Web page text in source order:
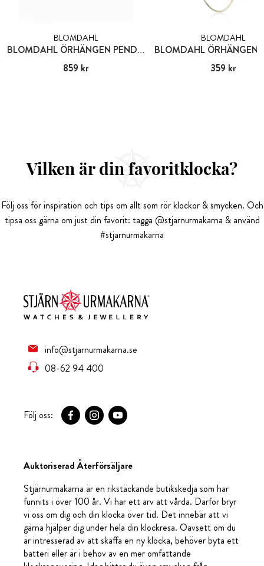
BLOMDAHL
BLOMDAHL ÖRHÄNGEN PENDANT GRAND BRILLIANCE CURVED 10 MM, CRYSTAL
Pris:859 kr
859 kr
BLOMDAHL
Pris:359 kr
359 kr
Vilken är din favoritklocka?
Följ oss för inspiration och tips om allt som rör klockor & smycken. Och
tipsa oss gärna om just din favorit: tagga @stjarnurmakarna & använd
#stjarnurmakarna
info@stjarnurmakarna.se
08-62 94 400
Följ oss:
Auktoriserad Återförsäljare
Stjärnurmakarna är en rikstäckande butikskedja som har
funnits i över 100 år. Vi har ett arv att vårda. Därför bryr
vi oss om dig och din klocka över tid. Det innebär att vi
gärna hjälper dig under hela din klockresa. Oavsett om du
är intresserad av att skaffa en ny klocka, behöver byta ett
batteri eller är i behov av en mer omfattande